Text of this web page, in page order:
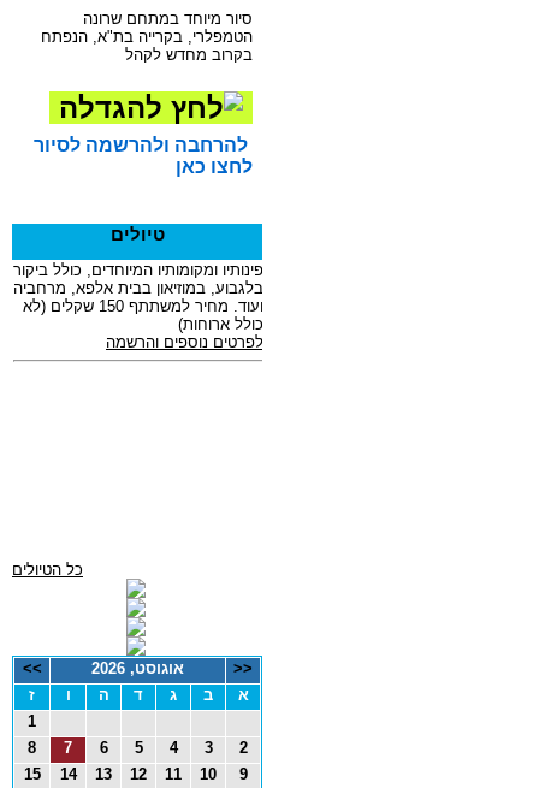
סיור מיוחד במתחם שרונה
הטמפלרי, בקרייה בת"א, הנפתח
בקרוב מחדש לקהל
להרחבה ולהרשמה לסיור
לחצו כאן
טיולים
כל הטיולים
<< אוגוסט, 2026
>>
א
ב ג ד ה ו
ז
1
2
3
4
5
6
7
8
9
10
11
12
13
14
15